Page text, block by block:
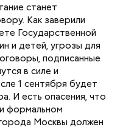
станет
Как заверили
Государственной
и детей, угрозы для
подписанные
в силе и
1 сентября будет
И есть опасения, что
формальном
Москвы должен